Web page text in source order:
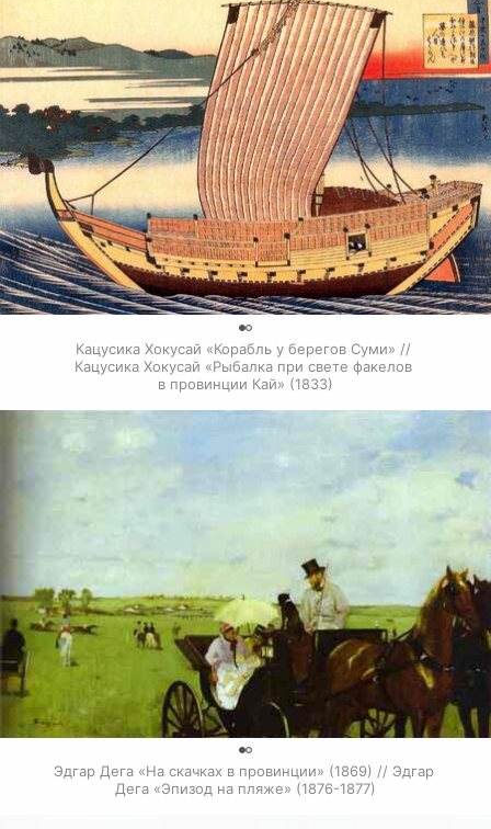
Кацусика Хокусай «Корабль у берегов Суми» //
Кацусика Хокусай «Рыбалка при свете факелов
в провинции Кай» (1833)
Эдгар Дега «На скачках в провинции» (1869) // Эдгар
Дега «Эпизод на пляже» (1876-1877)